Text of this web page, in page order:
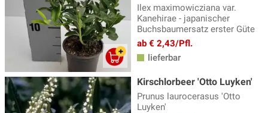
Ilex maximowicziana var.
Kanehirae - japanischer
Buchsbaumersatz erster Güte
ab € 2,43/Pfl.
lieferbar
Kirschlorbeer 'Otto Luyken'
Prunus laurocerasus 'Otto
Luyken'